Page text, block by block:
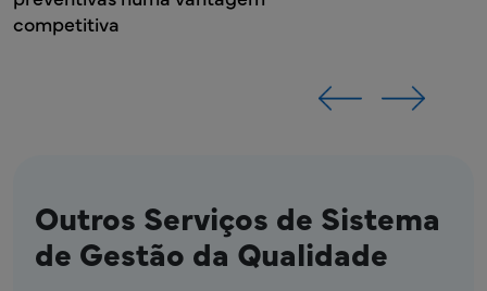
competitiva
Outros Serviços de Sistema
de Gestão da Qualidade